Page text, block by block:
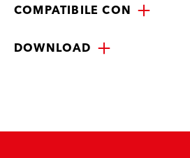
COMPATIBILE CON
DOWNLOAD